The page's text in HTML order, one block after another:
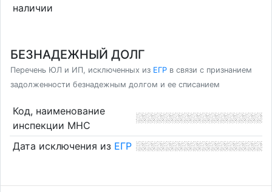
наличии
БЕЗНАДЕЖНЫЙ ДОЛГ
Перечень ЮЛ и ИП, исключенных из ЕГР в связи с признанием
задолженности безнадежным долгом и ее списанием
Код, наименование
инспекции МНС
Дата исключения из ЕГР